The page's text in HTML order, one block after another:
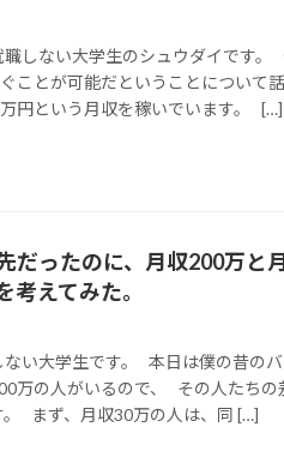
職しない大学生のシュウダイです。
ことが可能だということについて
円という月収を稼いでいます。 […]
だったのに、月収200万と
考えてみた。
ない大学生です。 本日は僕の昔の
万の人がいるので、 その人たちの
。 まず、月収30万の人は、同 […]